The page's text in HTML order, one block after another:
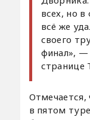
всех, но
всё же
своего
финал», —
странице
в пятом